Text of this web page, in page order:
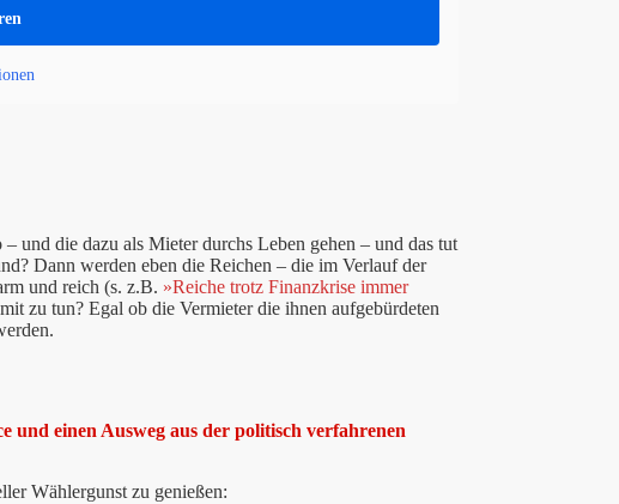
und die dazu als Mieter durchs Leben gehen – und das tut
Dann werden eben die Reichen – die im Verlauf der
und reich (s. z.B. »Reiche trotz Finanzkrise immer
zu tun? Egal ob die Vermieter die ihnen aufgebürdeten
und einen Ausweg aus der politisch verfahrenen
Wählergunst zu genießen: